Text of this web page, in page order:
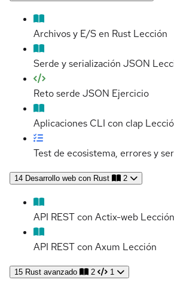
Archivos y E/S en Rust Lección
Serde y serialización JSON
Reto serde JSON Ejercicio
Aplicaciones CLI con clap
Test de ecosistema, errores y
14 Desarrollo web con Rust 2
API REST con Actix-web Lección
API REST con Axum Lección
15 Rust avanzado 2 1